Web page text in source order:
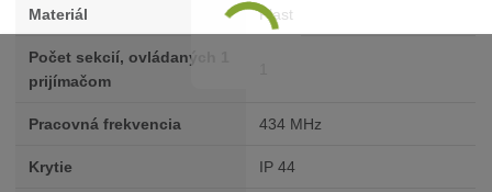
Materiál Plast
Počet sekcií, ovládaných 1
prijímačom
Pracovná frekvencia 434 MHz
Krytie IP 44